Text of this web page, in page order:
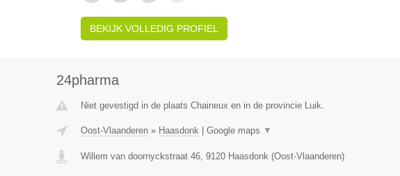
BEKIJK VOLLEDIG PROFIEL
24pharma
Niet gevestigd in de plaats Chaineux en in de provincie Luik.
Oost-Vlaanderen» Haasdonk| Google maps ▼
Willem van doornyckstraat 46, 9120 Haasdonk(Oost-Vlaanderen)